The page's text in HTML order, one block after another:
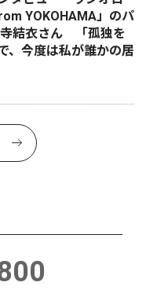
YOKOHAMA」のパ
結衣さん 「孤独を
、今度は私が誰かの居